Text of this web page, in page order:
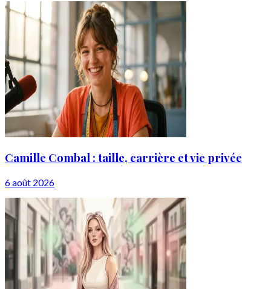
Camille Combal : taille, carrière et vie privée
6 août 2026